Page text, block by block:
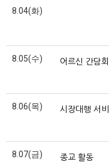
8.04(화)
8.05(수) 어르신 간담
8.06(목) 시장대행 서
8.07(금) 종교 활동